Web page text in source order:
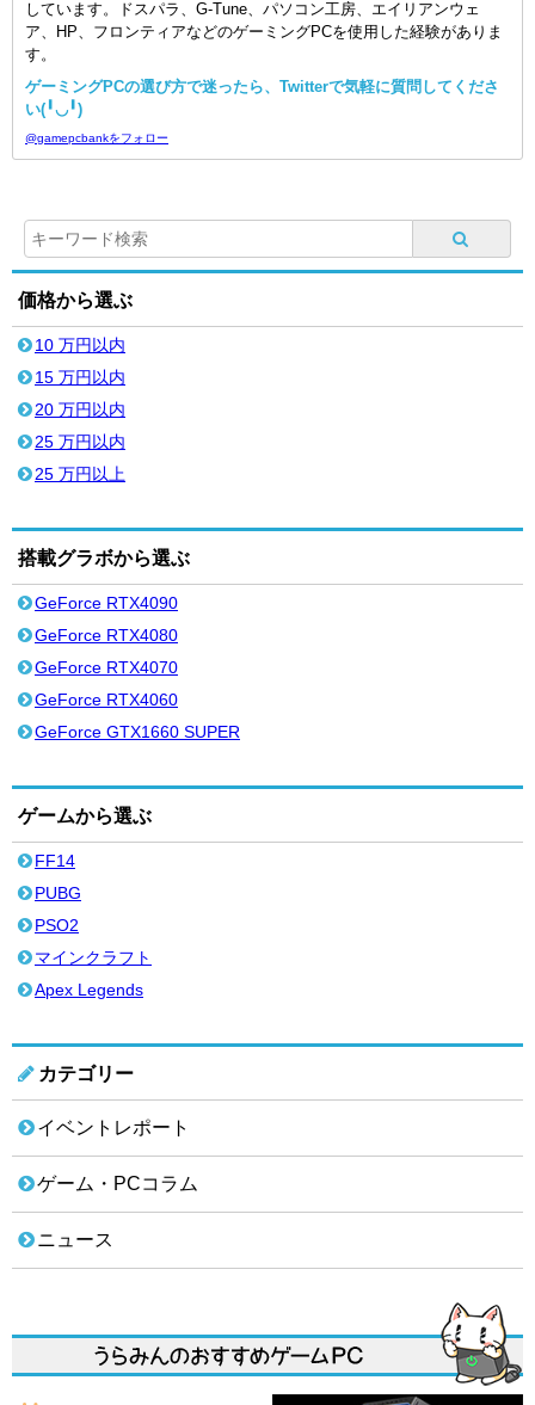
しています。ドスパラ、G-Tune、パソコン工房、エイリアンウェ
ア、HP、フロンティアなどのゲーミングPCを使用した経験がありま
す。
ゲーミングPCの選び方で迷ったら、Twitterで気軽に質問してくださ
い(╹◡╹)
@gamepcbankをフォロー
カテゴリー
イベントレポート
ゲーム・PCコラム
ニュース
価格から選ぶ
10 万円以内
15 万円以内
20 万円以内
25 万円以内
25 万円以上
搭載グラボから選ぶ
GeForce RTX4090
GeForce RTX4080
GeForce RTX4070
GeForce RTX4060
GeForce GTX1660 SUPER
ゲームから選ぶ
FF14
PUBG
PSO2
マインクラフト
Apex Legends